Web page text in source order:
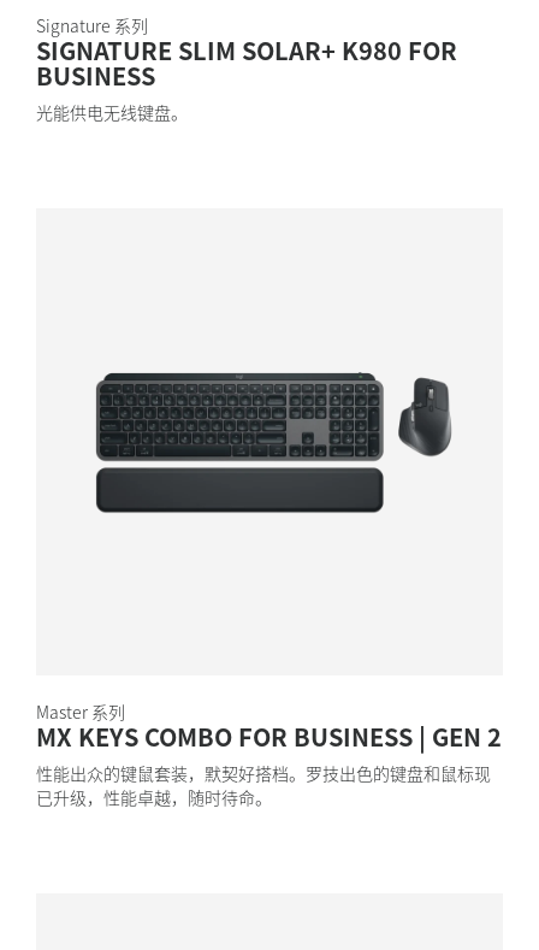
Signature 系列
SIGNATURE SLIM SOLAR+ K980 FOR
BUSINESS
光能供电无线键盘。
Master 系列
MX KEYS COMBO FOR BUSINESS | GEN 2
性能出众的键鼠套装，默契好搭档。罗技出色的键盘和鼠标现
已升级，性能卓越，随时待命。